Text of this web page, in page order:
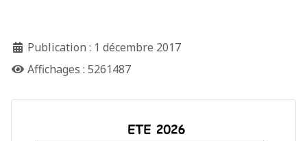
Publication : 1 décembre 2017
Affichages : 5261487